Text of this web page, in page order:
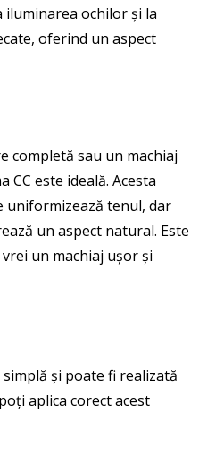
iluminarea ochilor și la
oferind un aspect
completă sau un machiaj
CC este ideală. Acesta
uniformizează tenul, dar
un aspect natural. Este
un machiaj ușor și
și poate fi realizată
aplica corect acest